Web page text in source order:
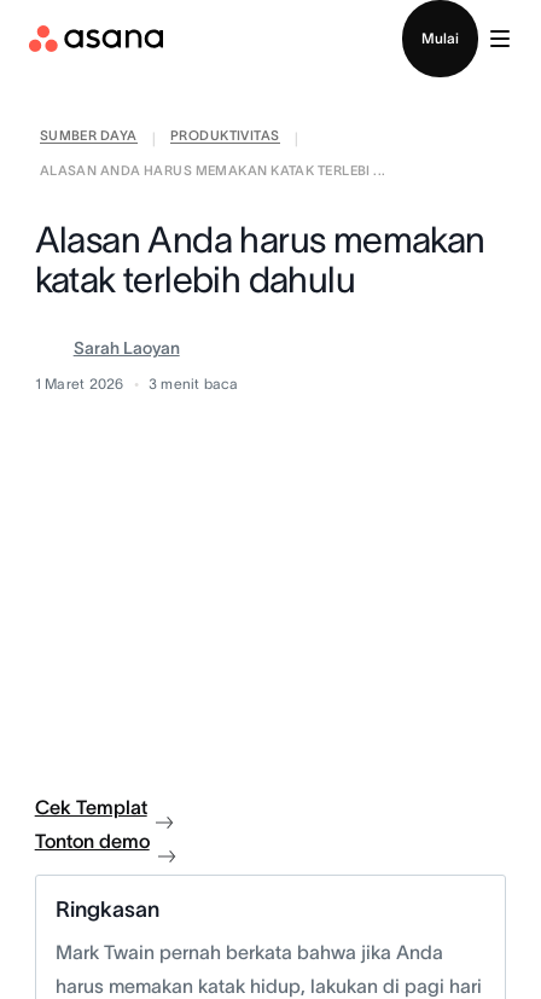
Mulai
SUMBER DAYA PRODUKTIVITAS
ALASAN ANDA HARUS MEMAKAN KATAK TERLEBI ...
Alasan Anda harus memakan
katak terlebih dahulu
Sarah Laoyan
1 Maret 2026 3 menit baca
Cek Templat
Tonton demo
Ringkasan
Mark Twain pernah berkata bahwa jika Anda
harus memakan katak hidup, lakukan di pagi hari